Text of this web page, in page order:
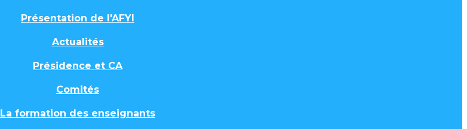
Présentation de l'AFYI
Actualités
Présidence et CA
Comités
La formation des enseignants